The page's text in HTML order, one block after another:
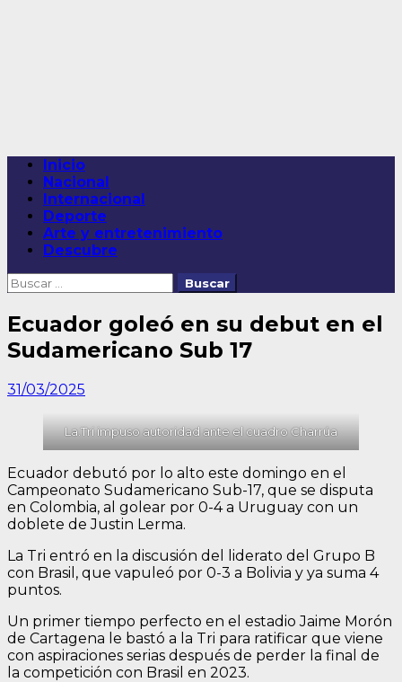
Menú
principal
Inicio
Nacional
Internacional
Deporte
Arte y entretenimiento
Descubre
Buscar:
Ecuador goleó en su debut en el
Sudamericano Sub 17
31/03/2025
La.Tri impuso autoridad ante el cuadro Charrúa
Ecuador debutó por lo alto este domingo en el
Campeonato Sudamericano Sub-17, que se disputa
en Colombia, al golear por 0-4 a Uruguay con un
doblete de Justin Lerma.
La Tri entró en la discusión del liderato del Grupo B
con Brasil, que vapuleó por 0-3 a Bolivia y ya suma 4
puntos.
Un primer tiempo perfecto en el estadio Jaime Morón
de Cartagena le bastó a la Tri para ratificar que viene
con aspiraciones serias después de perder la final de
la competición con Brasil en 2023.